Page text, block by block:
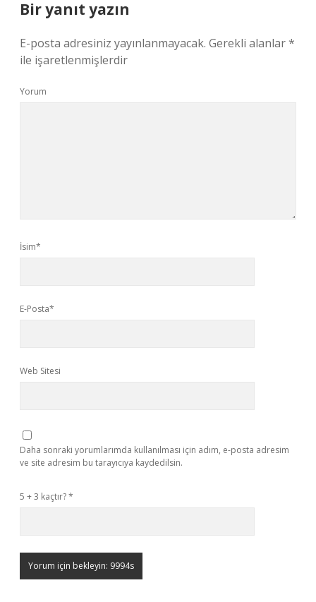
Bir yanıt yazın
E-posta adresiniz yayınlanmayacak. Gerekli alanlar*
ile işaretlenmişlerdir
Yorum
İsim*
E-Posta*
Web Sitesi
Daha sonraki yorumlarımda kullanılması için adım, e-posta adresim
ve site adresim bu tarayıcıya kaydedilsin.
5 + 3 kaçtır?*